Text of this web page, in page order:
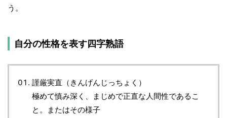
う。
自分の性格を表す四字熟語
謹厳実直（きんげんじっちょく）
極めて慎み深く、まじめで正直な人間性であるこ
と。またはその様子